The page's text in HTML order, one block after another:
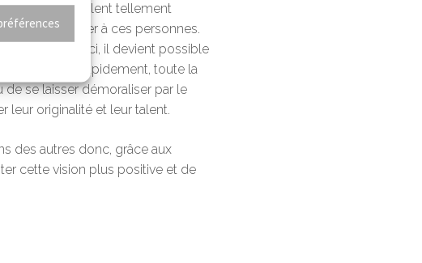
ans et ils semblent tellement
se comparer à ces personnes.
à celles-ci, il devient possible
au Japon! Rapidement, toute la
se laisser démoraliser par le
leur originalité et leur talent.
des autres donc, grâce aux
cette vision plus positive et de